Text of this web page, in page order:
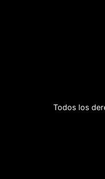
Todos los